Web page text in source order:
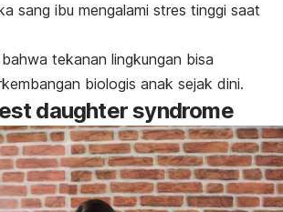
sang ibu mengalami stres tinggi saat
tekanan lingkungan bisa
biologis anak sejak dini.
daughter syndrome